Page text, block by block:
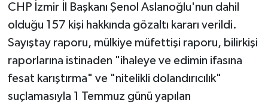
CHP İzmir İl Başkanı Şenol Aslanoğlu'nun dahil
olduğu 157 kişi hakkında gözaltı kararı verildi.
Sayıştay raporu, mülkiye müfettişi raporu, bilirkişi
raporlarına istinaden "ihaleye ve edimin ifasına
fesat karıştırma" ve "nitelikli dolandırıcılık"
suçlamasıyla 1 Temmuz günü yapılan